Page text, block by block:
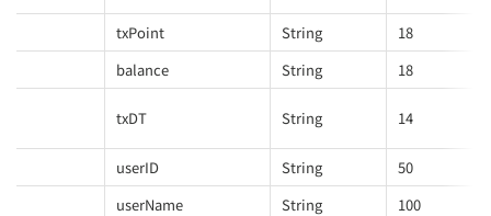
txPoint String 18
balance
String 18
txDT String 14
userID String 50
userName
String 100